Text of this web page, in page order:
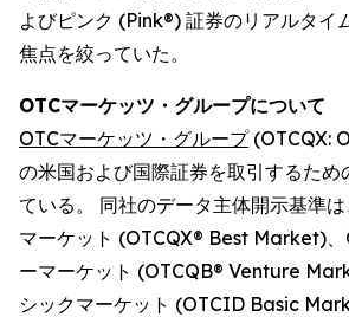
よびピンク (Pink®) 証券のリアルタイ
焦点を絞っていた。
OTCマーケッツ・グループについて
OTCマーケッツ・グループ(OTCQX:
の米国および国際証券を取引するため
ている。 同社のデータ主体開示基準
マーケット (OTCQX® Best Market)
ーマーケット (OTCQB® Venture
シックマーケット (OTCID Basic